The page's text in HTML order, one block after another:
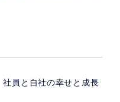
員と自社の幸せと成長